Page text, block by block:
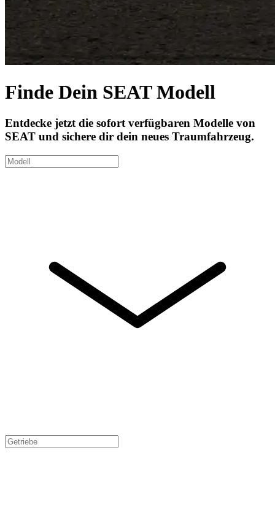
Finde Dein SEAT Modell
Entdecke jetzt die sofort verfügbaren Modelle von
SEAT und sichere dir dein neues Traumfahrzeug.